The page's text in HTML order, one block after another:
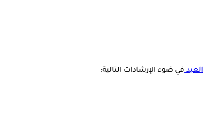
العيدفي ضوء الإرشادات التالية: